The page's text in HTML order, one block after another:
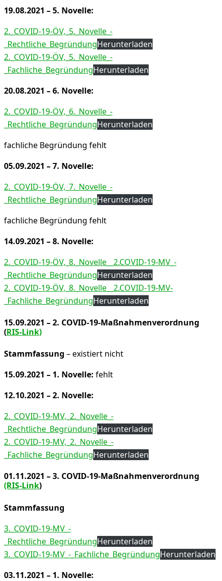
19.08.2021 – 5. Novelle:
2._COVID-19-ÖV,_5._Novelle_-
_Rechtliche_BegründungHerunterladen
2._COVID-19-ÖV,_5._Novelle_-
_Fachliche_BegründungHerunterladen
20.08.2021 – 6. Novelle:
2._COVID-19-ÖV,_6._Novelle_-
_Rechtliche_BegründungHerunterladen
fachliche Begründung fehlt
05.09.2021 – 7. Novelle:
2._COVID-19-ÖV,_7._Novelle_-
_Rechtliche_BegründungHerunterladen
fachliche Begründung fehlt
14.09.2021 – 8. Novelle:
2._COVID-19-ÖV,_8._Novelle__2.COVID-19-MV_-
_Rechtliche_BegründungHerunterladen
2._COVID-19-ÖV,_8._Novelle__2.COVID-19-MV-
_Fachliche_BegründungHerunterladen
15.09.2021 – 2. COVID-19-Maßnahmenverordnung
(RIS-Link)
Stammfassung – existiert nicht
15.09.2021 – 1. Novelle: fehlt
12.10.2021 – 2. Novelle:
2._COVID-19-MV,_2._Novelle_-
_Rechtliche_BegründungHerunterladen
2._COVID-19-MV,_2._Novelle_-
_Fachliche_BegründungHerunterladen
01.11.2021 – 3. COVID-19-Maßnahmenverordnung
(RIS-Link)
Stammfassung
3._COVID-19-MV_-
_Rechtliche_BegründungHerunterladen
3._COVID-19-MV_-_Fachliche_BegründungHerunterladen
03.11.2021 – 1. Novelle: